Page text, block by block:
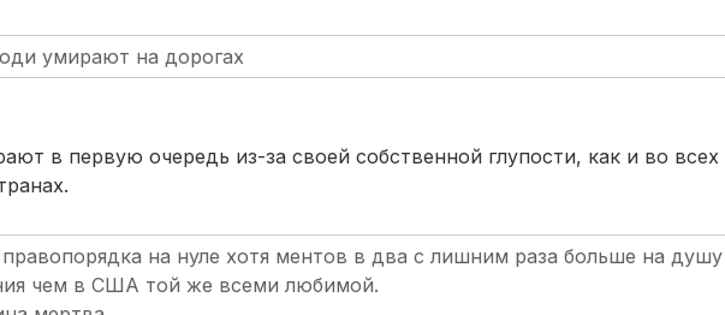
умирают на дорогах
в первую очередь из-за своей собственной глупости, как и во всех
на нуле хотя ментов в два с лишним раза больше на душу
чем в США той же всеми любимой.